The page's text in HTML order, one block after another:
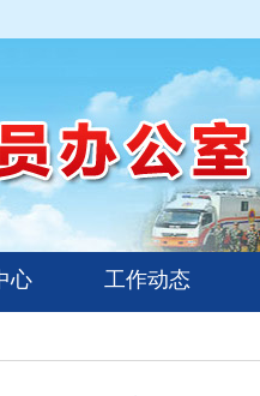
心 工作动态